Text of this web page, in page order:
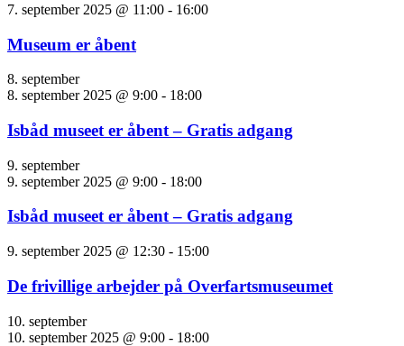
7. september 2025 @ 11:00 - 16:00
Museum er åbent
8. september
8. september 2025 @ 9:00 - 18:00
Isbåd museet er åbent – Gratis adgang
9. september
9. september 2025 @ 9:00 - 18:00
Isbåd museet er åbent – Gratis adgang
9. september 2025 @ 12:30 - 15:00
De frivillige arbejder på Overfartsmuseumet
10. september
10. september 2025 @ 9:00 - 18:00